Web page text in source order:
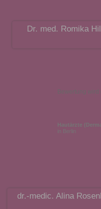
Dr. med. Romika
Bewertung wird
Hautärzte
in Berlin
dr.-medic. Alina